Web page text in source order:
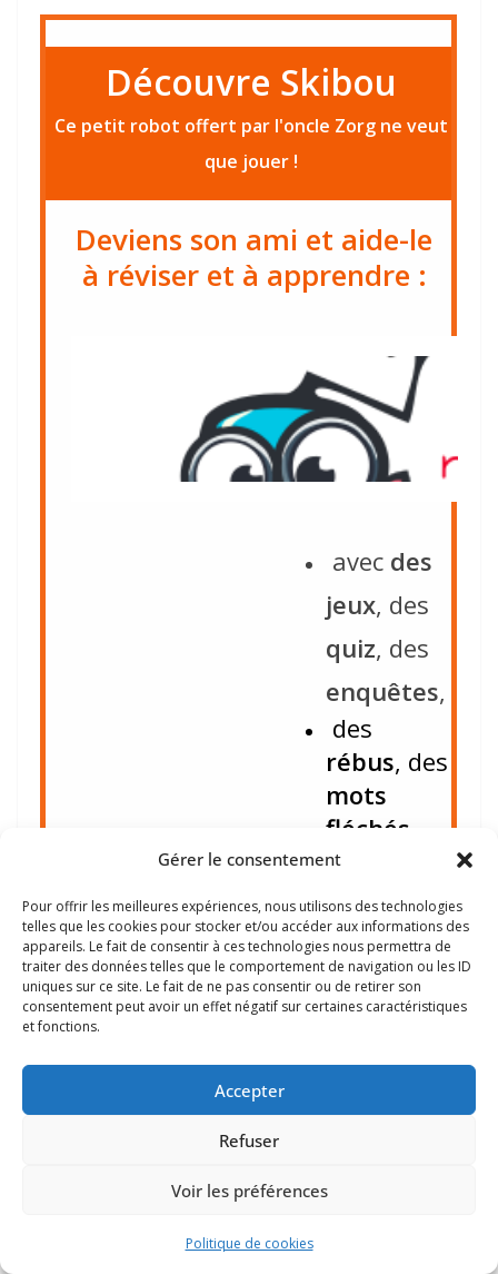
Gérer le consentement
Pour offrir les meilleures expériences, nous utilisons des technologies
telles que les cookies pour stocker et/ou accéder aux informations des
appareils. Le fait de consentir à ces technologies nous permettra de
traiter des données telles que le comportement de navigation ou les ID
uniques sur ce site. Le fait de ne pas consentir ou de retirer son
consentement peut avoir un effet négatif sur certaines caractéristiques
et fonctions.
Accepter
Refuser
Voir les préférences
Politique de cookies
​​Découvre Skibou
Ce petit robot offert par l'oncle Zorg ne veut
que jouer !
​​​Deviens son ami et aide-le
à réviser et à apprendre :
​​ avec des
jeux, des
quiz, des
enquêtes,
​ des
rébus, des
mots
fléchés
etc.
c'est
comme
des
cahiers de
mais c'est
et c'est